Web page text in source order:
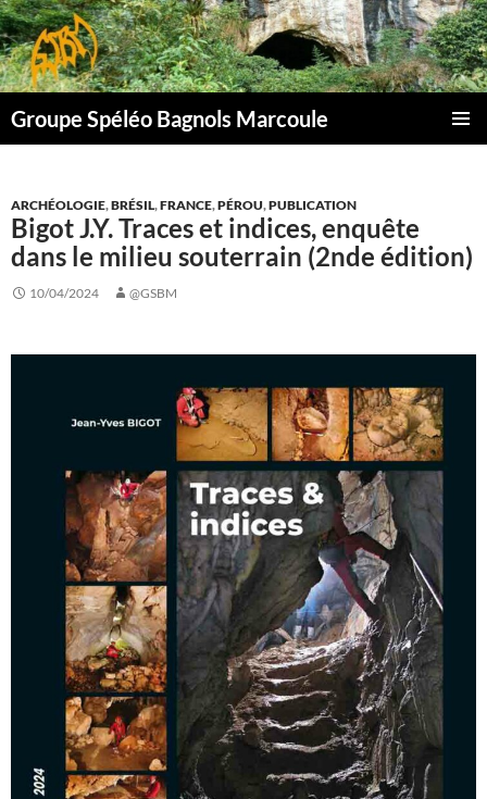
Aller
au
contenu
Groupe Spéléo Bagnols Marcoule
ARCHÉOLOGIE,BRÉSIL,FRANCE,PÉROU,PUBLICATION
Bigot J.Y. Traces et indices, enquête
dans le milieu souterrain (2nde édition)
10/04/2024 @GSBM